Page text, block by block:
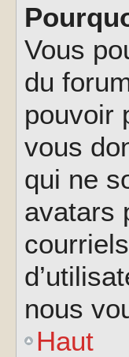
Vous
du
pouvoir
vous
qui ne
avatars
nous
Haut